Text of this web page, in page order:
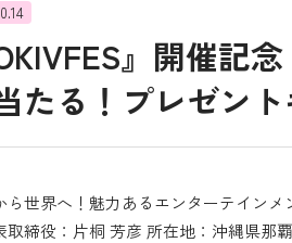
OKIVFES』開催記
たる！プレゼント
ら世界へ！魅力あるエンターテイン
取締役：片桐 芳彦 所在地：沖縄県